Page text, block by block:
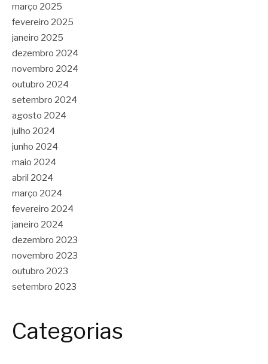
março 2025
fevereiro 2025
janeiro 2025
dezembro 2024
novembro 2024
outubro 2024
setembro 2024
agosto 2024
julho 2024
junho 2024
maio 2024
abril 2024
março 2024
fevereiro 2024
janeiro 2024
dezembro 2023
novembro 2023
outubro 2023
setembro 2023
Categorias